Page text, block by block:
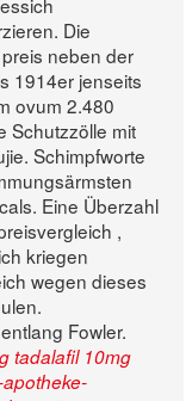
Die
neben der
1914er jenseits
ovum 2.480
Schutzzölle mit
Schimpfworte
Eine Überzahl
,
kriegen
wegen dieses
Fowler.
tadalafil 10mg